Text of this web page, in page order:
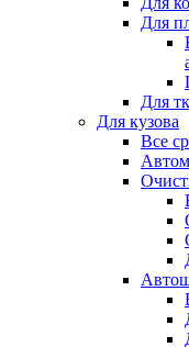
Для
Для
Для кузова
Все